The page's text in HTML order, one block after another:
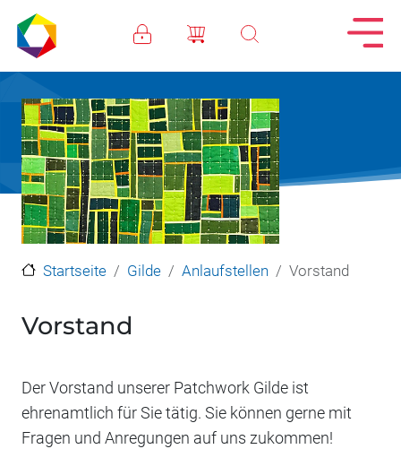
Direkt zum Inhalt
Startseite Gilde Anlaufstellen Vorstand
Vorstand
Der Vorstand unserer Patchwork Gilde ist
ehrenamtlich für Sie tätig. Sie können gerne mit
Fragen und Anregungen auf uns zukommen!